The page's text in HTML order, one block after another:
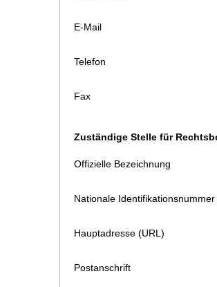
E-Mail
Telefon
Fax
Zuständige Stelle für
Offizielle Bezeichnung
Nationale Identifikationsnummer
Hauptadresse (URL)
Postanschrift